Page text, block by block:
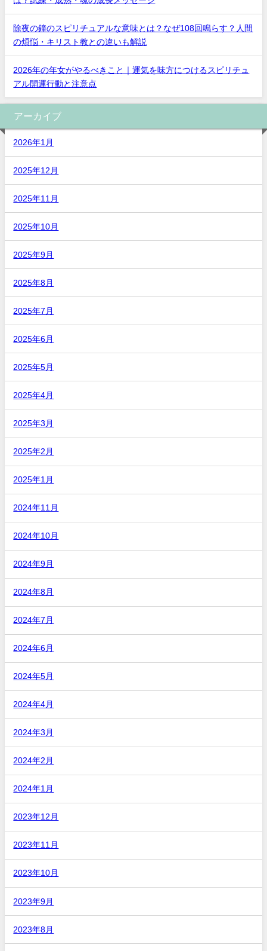
除夜の鐘のスピリチュアルな意味とは？なぜ108回鳴らす？人間
の煩悩・キリスト教との違いも解説
2026年の年女がやるべきこと｜運気を味方につけるスピリチュ
アル開運行動と注意点
アーカイブ
2026年1月
2025年12月
2025年11月
2025年10月
2025年9月
2025年8月
2025年7月
2025年6月
2025年5月
2025年4月
2025年3月
2025年2月
2025年1月
2024年11月
2024年10月
2024年9月
2024年8月
2024年7月
2024年6月
2024年5月
2024年4月
2024年3月
2024年2月
2024年1月
2023年12月
2023年11月
2023年10月
2023年9月
2023年8月